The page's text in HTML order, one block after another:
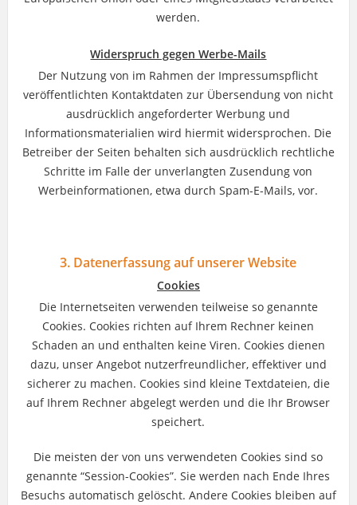
werden.
Widerspruch gegen Werbe-Mails
Der Nutzung von im Rahmen der Impressumspflicht
veröffentlichten Kontaktdaten zur Übersendung von nicht
ausdrücklich angeforderter Werbung und
Informationsmaterialien wird hiermit widersprochen. Die
Betreiber der Seiten behalten sich ausdrücklich rechtliche
Schritte im Falle der unverlangten Zusendung von
Werbeinformationen, etwa durch Spam-E-Mails, vor.
3. Datenerfassung auf unserer Website
Cookies
Die Internetseiten verwenden teilweise so genannte
Cookies. Cookies richten auf Ihrem Rechner keinen
Schaden an und enthalten keine Viren. Cookies dienen
dazu, unser Angebot nutzerfreundlicher, effektiver und
sicherer zu machen. Cookies sind kleine Textdateien, die
auf Ihrem Rechner abgelegt werden und die Ihr Browser
speichert.
Die meisten der von uns verwendeten Cookies sind so
genannte “Session-Cookies”. Sie werden nach Ende Ihres
Besuchs automatisch gelöscht. Andere Cookies bleiben auf